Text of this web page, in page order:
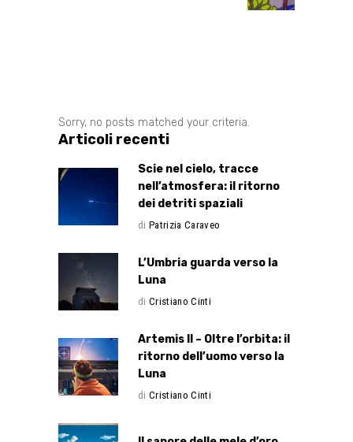
Sorry, no posts matched your criteria.
Articoli recenti
Scie nel cielo, tracce
nell’atmosfera: il ritorno
dei detriti spaziali
di Patrizia Caraveo
L’Umbria guarda verso la
Luna
di Cristiano Cinti
Artemis II – Oltre l’orbita: il
ritorno dell’uomo verso la
Luna
di Cristiano Cinti